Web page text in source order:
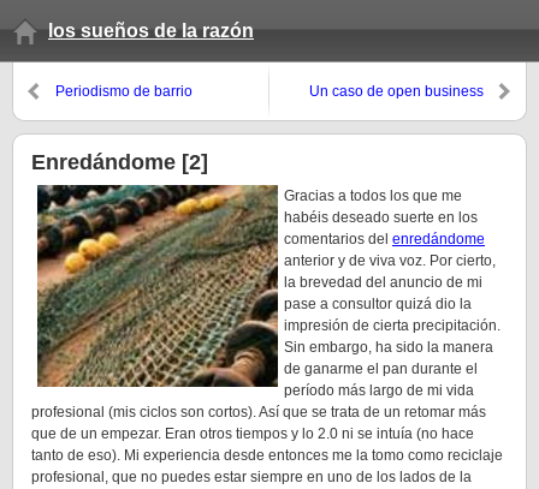
los sueños de la razón
Periodismo de barrio Un caso de open business
Enredándome [2]
Gracias a todos los que me
habéis deseado suerte en los
comentarios del enredándome
anterior y de viva voz. Por cierto,
la brevedad del anuncio de mi
pase a consultor quizá dio la
impresión de cierta precipitación.
Sin embargo, ha sido la manera
de ganarme el pan durante el
período más largo de mi vida
profesional (mis ciclos son cortos). Así que se trata de un retomar más
que de un empezar. Eran otros tiempos y lo 2.0 ni se intuía (no hace
tanto de eso). Mi experiencia desde entonces me la tomo como reciclaje
profesional, que no puedes estar siempre en uno de los lados de la